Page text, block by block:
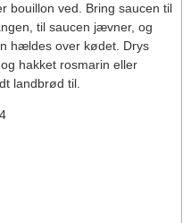
bouillon ved. Bring saucen til
til saucen jævner, og
hældes over kødet. Drys
hakket rosmarin eller
landbrød til.